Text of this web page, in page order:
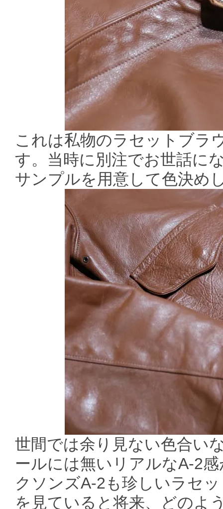
これは私物のラセットブラ
す。当時に別注でお世話に
サンプルを用意して色決め
世間では余り見ない色合い
ールには無いリアルなA-2
クソンズA-2も珍しいラセ
を見ていると将来、どのよ